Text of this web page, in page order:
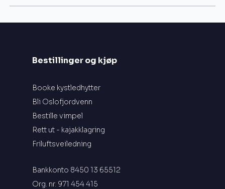
Bestillinger og kjøp
Booke kystledhytter
Bli Oslofjordvenn
Bestille vimpel
Rett ut - kajakklagring
Friluftsveiledning
Bankkonto 8450 13 65512
Org. nr. 971 454 415